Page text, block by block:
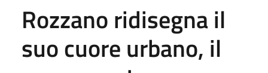
Rozzano ridisegna il
suo cuore urbano, il